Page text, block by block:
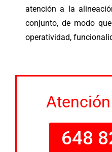
atención a la
conjunto, de modo
operatividad,
648